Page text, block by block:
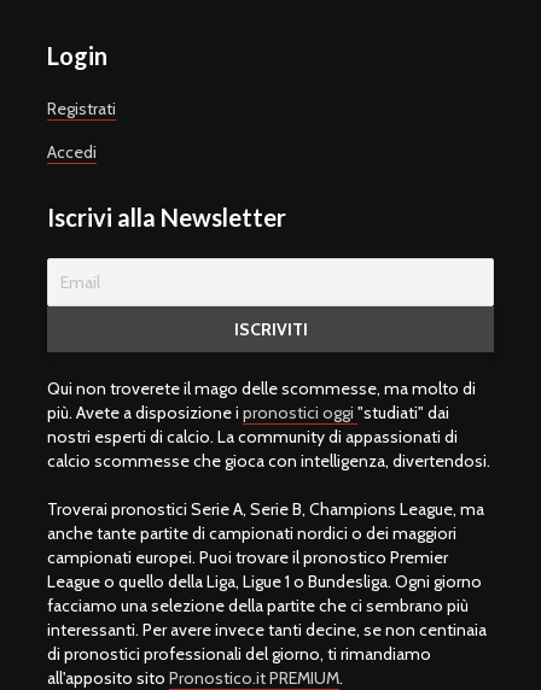
Login
Registrati
Accedi
Iscrivi alla Newsletter
Qui non troverete il mago delle scommesse, ma molto di
più. Avete a disposizione i pronostici oggi "studiati" dai
nostri esperti di calcio. La community di appassionati di
calcio scommesse che gioca con intelligenza, divertendosi.
Troverai pronostici Serie A, Serie B, Champions League, ma
anche tante partite di campionati nordici o dei maggiori
campionati europei. Puoi trovare il pronostico Premier
League o quello della Liga, Ligue 1 o Bundesliga. Ogni giorno
facciamo una selezione della partite che ci sembrano più
interessanti. Per avere invece tanti decine, se non centinaia
di pronostici professionali del giorno, ti rimandiamo
all'apposito sito Pronostico.it PREMIUM.